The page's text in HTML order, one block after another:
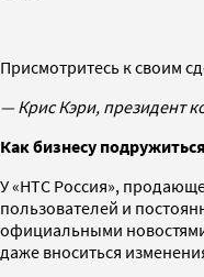
Присмотритесь к своим
— Крис Кэри, президент
Как бизнесу
У «HTC Россия»,
пользователей и
официальными
даже вноситься